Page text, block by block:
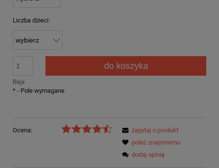
Liczba dzieci:
Rejs
do koszyka
*- Pole wymagane
Ocena:
zapytaj o produkt
poleć znajomemu
dodaj opinię